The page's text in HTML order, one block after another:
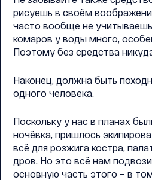
рисуешь в своём
часто вообще не
комаров у воды много,
Поэтому без средства
Наконец, должна быть
одного человека.
Поскольку у нас в планах
ночёвка, пришлось
всё для розжига костра,
дров. Но это всё нам
основную часть этого – в